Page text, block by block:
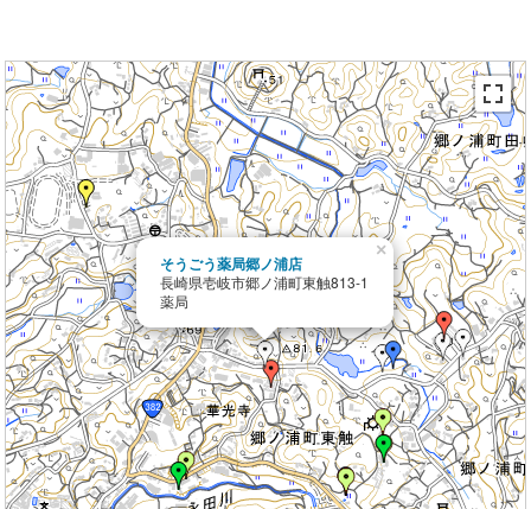
そうごう薬局郷ノ浦店
長崎県壱岐市郷ノ浦町東触813-1
薬局
×